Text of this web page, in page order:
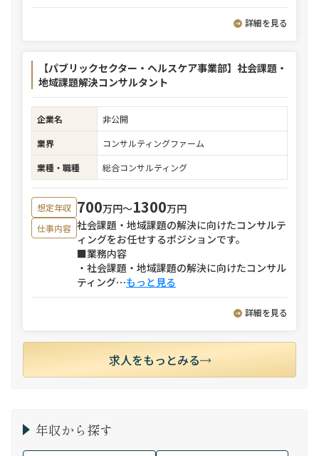
詳細を見る
【パブリックセクター・ヘルスケア事業部】社会課題・
地域課題解決コンサルタント
企業名
非公開
業界
コンサルティングファーム
業種・職種
総合コンサルティング
想定年収 700万円〜1300万円
仕事内容 社会課題・地域課題の解決に向けたコンサルテ
ィングをお任せするポジションです。
■業務内容
・社会課題・地域課題の解決に向けたコンサル
ティング⋯もっと見る
詳細を見る
求人をもっとみる
年収から探す